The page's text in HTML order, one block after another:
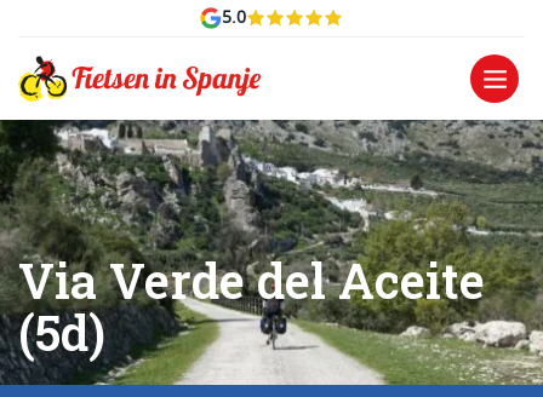
5.0
Via Verde del Aceite
(5d)